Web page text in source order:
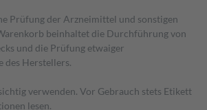
Prüfung der Arzneimittel und sonstigen
beinhaltet die Durchführung von
und die Prüfung etwaiger
des Herstellers.
verwenden. Vor Gebrauch stets Etikett
lesen.